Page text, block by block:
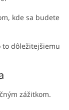
kde sa budete
to dôležitejšiemu
zážitkom.